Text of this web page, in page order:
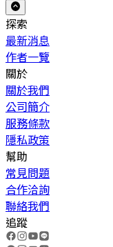
探索
最新消息
作者一覽
關於
關於我們
公司簡介
服務條款
隱私政策
幫助
常見問題
合作洽詢
聯絡我們
追蹤